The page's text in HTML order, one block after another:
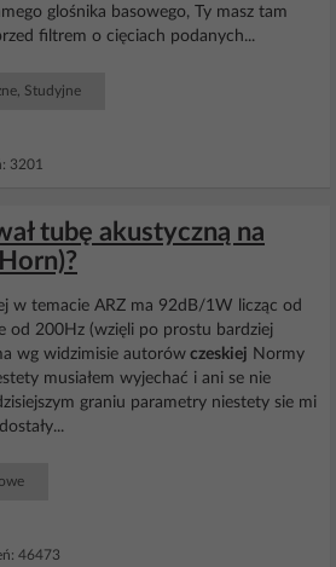
glośnika basowego, Ty masz tam
filtrem o cięciach podanych...
Studyjne
3201
tubę akustyczną na
w temacie ARZ ma 92dB/1W licząc od
od 200Hz (wzięli po prostu bardziej
wg widzimisie autorów czeskiej Normy
musiałem wyjechać i ani se nie
graniu parametry niestety sie mi
46473